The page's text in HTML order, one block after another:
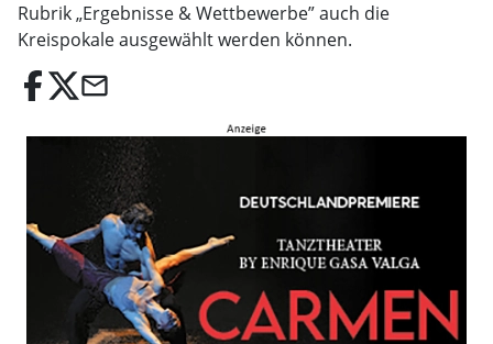
Rubrik „Ergebnisse & Wettbewerbe” auch die
Kreispokale ausgewählt werden können.
email